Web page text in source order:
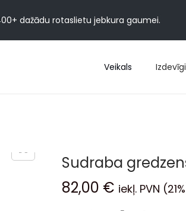
dažādu rotaslietu jebkura gaumei.
Veikals Izdevīgi
Sudraba
82,00 € iekļ. PVN